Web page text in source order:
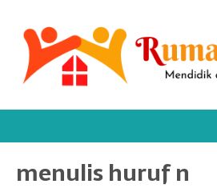
menulis huruf n